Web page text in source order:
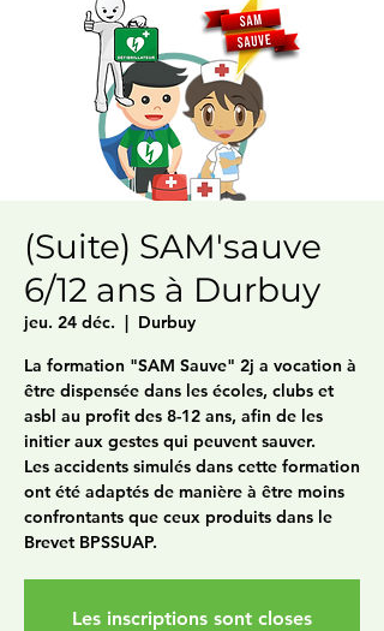
(Suite) SAM'sauve
6/12 ans à Durbuy
jeu. 24 déc.
  |
Durbuy
La formation "SAM Sauve" 2j a vocation à
être dispensée dans les écoles, clubs et
asbl au profit des 8-12 ans, afin de les
initier aux gestes qui peuvent sauver.
Les accidents simulés dans cette formation
ont été adaptés de manière à être moins
confrontants que ceux produits dans le
Brevet BPSSUAP.
Les inscriptions sont closes